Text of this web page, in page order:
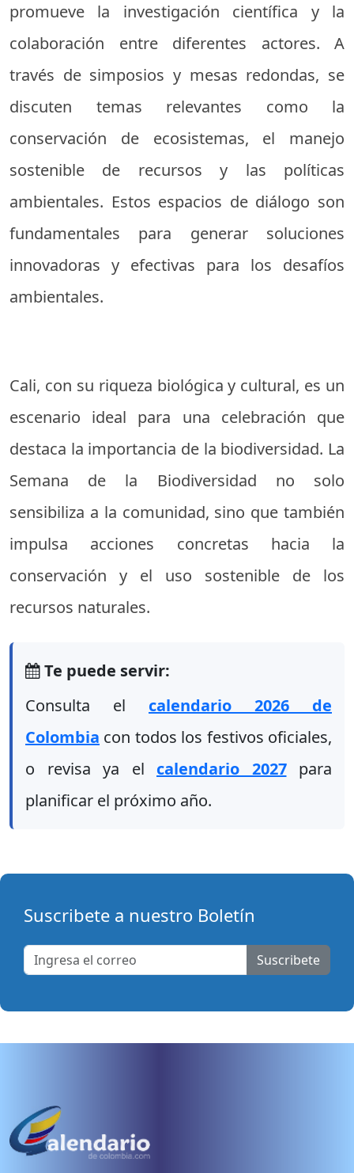
promueve la investigación científica y la
colaboración entre diferentes actores. A
través de simposios y mesas redondas, se
discuten temas relevantes como la
conservación de ecosistemas, el manejo
sostenible de recursos y las políticas
ambientales. Estos espacios de diálogo son
fundamentales para generar soluciones
innovadoras y efectivas para los desafíos
ambientales.
Cali, con su riqueza biológica y cultural, es un
escenario ideal para una celebración que
destaca la importancia de la biodiversidad. La
Semana de la Biodiversidad no solo
sensibiliza a la comunidad, sino que también
impulsa acciones concretas hacia la
conservación y el uso sostenible de los
recursos naturales.
Te puede servir:
Consulta el calendario 2026 de
Colombia con todos los festivos oficiales,
o revisa ya el calendario 2027para
planificar el próximo año.
Suscribete a nuestro Boletín
Suscribete